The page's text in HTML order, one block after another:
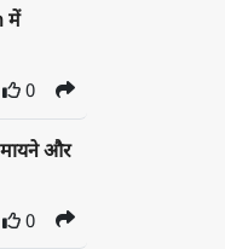
में
0
और
0